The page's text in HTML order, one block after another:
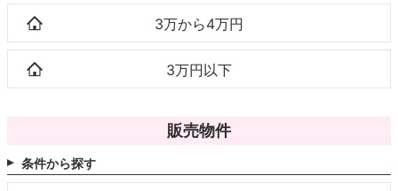
3万から4万円
3万円以下
販売物件
条件から探す